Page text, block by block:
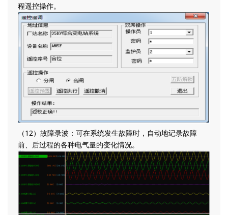
程遥控操作。
（12）故障录波：可在系统发生故障时，自动地记录故障
前、后过程的各种电气量的变化情况。